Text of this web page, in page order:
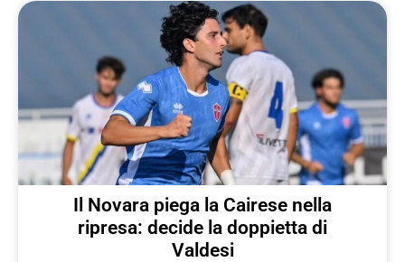
Il Novara piega la Cairese nella
ripresa: decide la doppietta di
Valdesi